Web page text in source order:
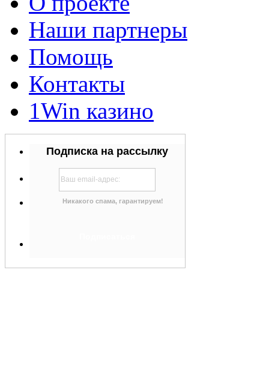
Наши партнеры
Помощь
Контакты
1Win казино
Подписка на рассылку
Никакого спама, гарантируем!